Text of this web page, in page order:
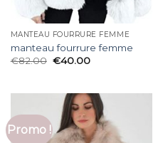
MANTEAU FOURRURE FEMME
manteau fourrure femme
€82.00 €40.00
Promo !